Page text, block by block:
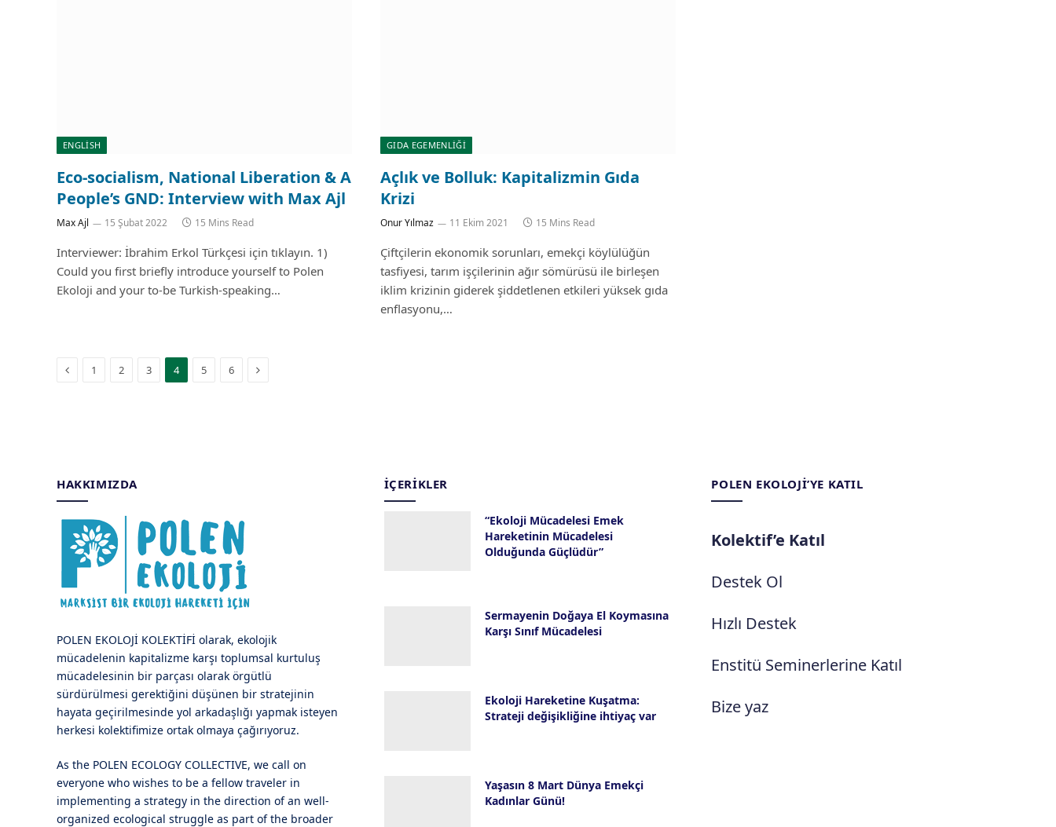
ENGLISH
Eco-socialism, National Liberation & A
People’s GND: Interview with Max Ajl
Max Ajl 15 Şubat 2022 15 Mins Read
Interviewer: İbrahim Erkol Türkçesi için tıklayın. 1)
Could you first briefly introduce yourself to Polen
Ekoloji and your to-be Turkish-speaking…
GIDA EGEMENLIĞI
Açlık ve Bolluk: Kapitalizmin Gıda
Krizi
Onur Yılmaz 11 Ekim 2021 15 Mins Read
Çiftçilerin ekonomik sorunları, emekçi köylülüğün
tasfiyesi, tarım işçilerinin ağır sömürüsü ile birleşen
iklim krizinin giderek şiddetlenen etkileri yüksek gıda
enflasyonu,…
Previous
1 2 3 4 5 6 Next
HAKKIMIZDA
POLEN EKOLOJİ KOLEKTİFİ olarak, ekolojik
mücadelenin kapitalizme karşı toplumsal kurtuluş
mücadelesinin bir parçası olarak örgütlü
sürdürülmesi gerektiğini düşünen bir stratejinin
hayata geçirilmesinde yol arkadaşlığı yapmak isteyen
herkesi kolektifimize ortak olmaya çağırıyoruz.
As the POLEN ECOLOGY COLLECTIVE, we call on
everyone who wishes to be a fellow traveler in
implementing a strategy in the direction of an well-
organized ecological struggle as part of the broader
İÇERIKLER
“Ekoloji Mücadelesi Emek
Hareketinin Mücadelesi
Olduğunda Güçlüdür”
Sermayenin Doğaya El Koymasına
Karşı Sınıf Mücadelesi
Ekoloji Hareketine Kuşatma:
Strateji değişikliğine ihtiyaç var
Yaşasın 8 Mart Dünya Emekçi
Kadınlar Günü!
POLEN EKOLOJI’YE KATIL
Kolektif’e Katıl
Destek Ol
Hızlı Destek
Enstitü Seminerlerine Katıl
Bize yaz